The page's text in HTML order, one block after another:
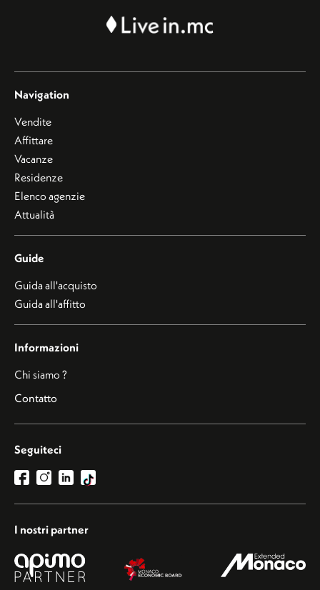
Navigation
Vendite
Affittare
Vacanze
Residenze
Elenco agenzie
Attualità
Guide
Guida all'acquisto
Guida all'affitto
Informazioni
Chi siamo ?
Contatto
Seguiteci
I nostri partner